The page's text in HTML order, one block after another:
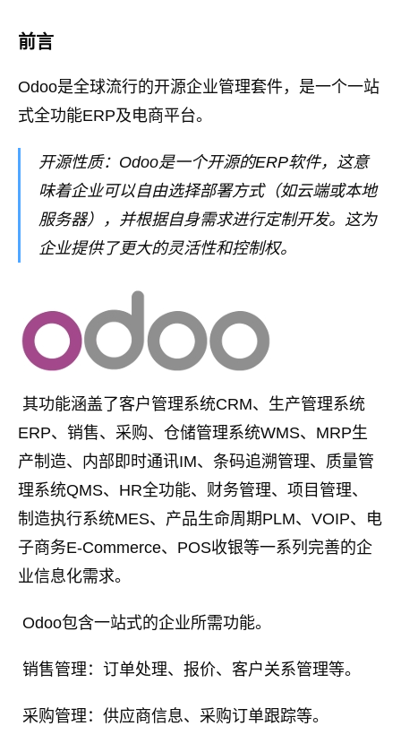
前言
Odoo是全球流行的开源企业管理套件，是一个一站
式全功能ERP及电商平台。
开源性质：Odoo是一个开源的ERP软件，这意
味着企业可以自由选择部署方式（如云端或本地
服务器），并根据自身需求进行定制开发。这为
企业提供了更大的灵活性和控制权。
​ 其功能涵盖了客户管理系统CRM、生产管理系统
ERP、销售、采购、仓储管理系统WMS、MRP生
产制造、内部即时通讯IM、条码追溯管理、质量管
理系统QMS、HR全功能、财务管理、项目管理、
制造执行系统MES、产品生命周期PLM、VOIP、电
子商务E-Commerce、POS收银等一系列完善的企
业信息化需求。
​ Odoo包含一站式的企业所需功能。
​ 销售管理：订单处理、报价、客户关系管理等。
​ 采购管理：供应商信息、采购订单跟踪等。